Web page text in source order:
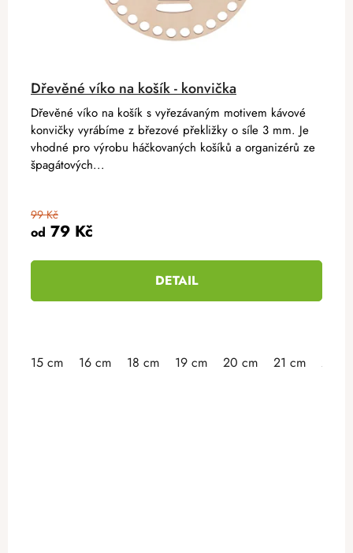
Dřevěné víko na košík - konvička
od 79 Kč
99 Kč
DETAIL
Dřevěné víko na košík s vyřezávaným motivem kávové
konvičky vyrábíme z březové překližky o síle 3 mm. Je
vhodné pro výrobu háčkovaných košíků a organizérů ze
špagátových...
15 cm 16 cm 18 cm 19 cm 20 cm 21 cm 23